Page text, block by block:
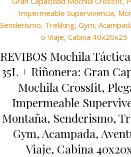
REVIBOS Mochila
35L + Riñonera: Gran
Mochila Crossfit,
Impermeable
Montaña, Senderismo,
Gym, Acampada,
Viaje, Cabina